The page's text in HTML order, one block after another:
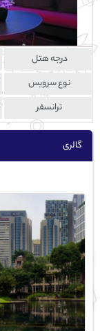
درجه هتل
نوع سرویس
ترانسفر
گالری